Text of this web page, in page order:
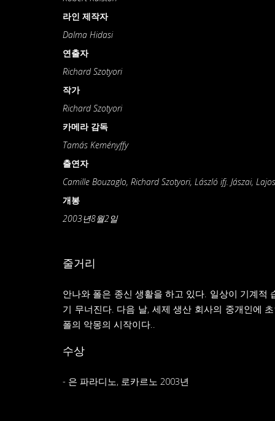
라인 제작자
Dalma Hidasi
연출자
Richard Szotyori
작가
Richard Szotyori
카메라 감독
Tamás Keményffy
출연자
Camille Bouzaglo, Richard Szotyori, László ifj. Jászai,
개봉
2003년8월2일
줄거리
안나와 폴은 종신 생활을 하고 있다. 일상이 기계적
기 무너진다. 다음 날, 세제 생산 회사의 중개인에
폴의 악몽의 시작이다..
수상
- 은 파라디노, 로카르노 2003년